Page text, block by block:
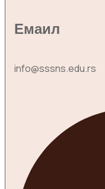
Емаил
info@sssns.edu.rs